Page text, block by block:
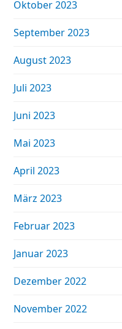
Oktober 2023
September 2023
August 2023
Juli 2023
Juni 2023
Mai 2023
April 2023
März 2023
Februar 2023
Januar 2023
Dezember 2022
November 2022